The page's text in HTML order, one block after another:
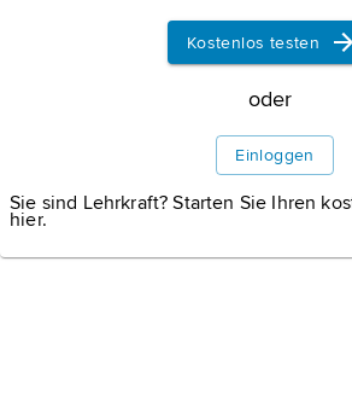
Informationen zum
Kostenlos testen
oder
Einloggen
Sie sind Lehrkraft? Starten Sie Ihren
hier.